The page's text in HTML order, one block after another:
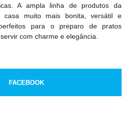
A ampla linha de produtos da
muito mais bonita, versátil e
para o preparo de pratos
com charme e elegância.
FACEBOOK